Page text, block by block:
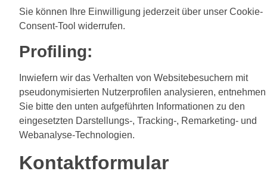
Sie können Ihre Einwilligung jederzeit über unser Cookie-
Consent-Tool widerrufen.
Profiling:
Inwiefern wir das Verhalten von Websitebesuchern mit
pseudonymisierten Nutzerprofilen analysieren, entnehmen
Sie bitte den unten aufgeführten Informationen zu den
eingesetzten Darstellungs-, Tracking-, Remarketing- und
Webanalyse-Technologien.
Kontaktformular